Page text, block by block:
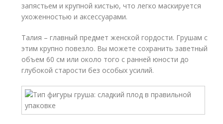
запястьем и крупной кистью, что легко маскируется
ухоженностью и аксессуарами.
Талия – главный предмет женской гордости. Грушам с
этим крупно повезло. Вы можете сохранить заветный
объем 60 см или около того с ранней юности до
глубокой старости без особых усилий.